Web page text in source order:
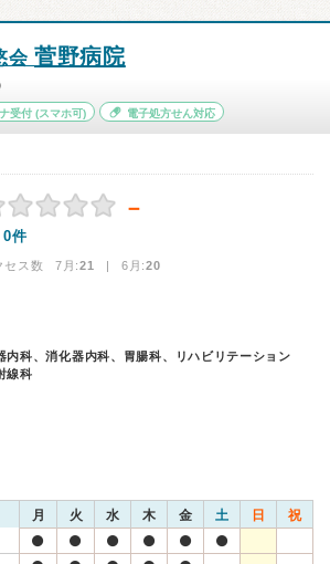
会 菅野病院
受付(スマホ可) 電子処方せん対応
－
0件
セス数 7月:21 | 6月:20
内科、消化器内科、胃腸科、リハビリテーション
線科
月 火 水 木 金 土 日 祝